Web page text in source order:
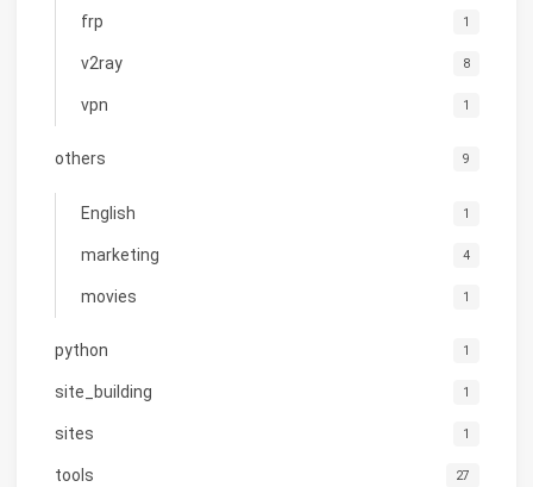
frp 1
v2ray 8
vpn 1
others 9
English 1
marketing 4
movies 1
python 1
site_building 1
sites 1
tools 27